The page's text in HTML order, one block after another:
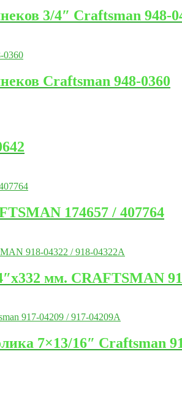
3/4″ Craftsman 948-
Craftsman 948-0360
174657 / 407764
мм. CRAFTSMAN
7×13/16″ Craftsman